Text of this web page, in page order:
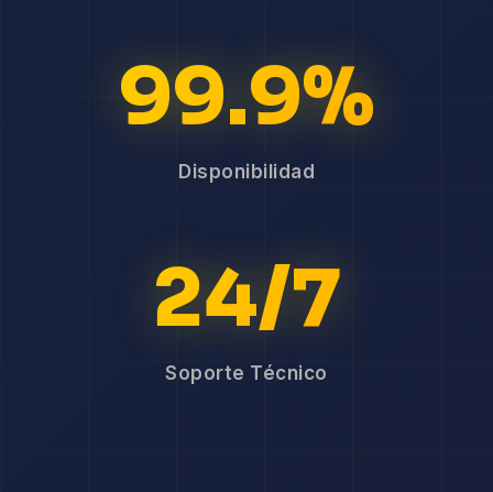
99.9%
Disponibilidad
24/7
Soporte Técnico